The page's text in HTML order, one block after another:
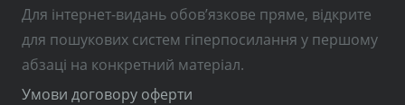
Для інтернет-видань обов’язкове пряме, відкрите
для пошукових систем гіперпосилання у першому
абзаці на конкретний матеріал.
Умови договору оферти